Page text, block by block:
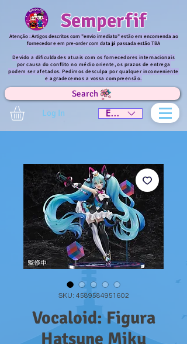
Semperfif
Atenção : Artigos descritos com "envio imediato" estão em encomenda ao
fornecedor e em pre-order com data já passada estão TBA
Devido a dificuldades atuais com os fornecedores internacionais
por causa do conflito no médio oriente, os prazos de entrega
podem ser afetados. Pedimos desculpa por qualquer inconveniente
e agradecemos a vossa compreensão.
Search
Log In
EUR (€)
SKU: 4589584951602
Vocaloid: Figura
Hatsune Miku